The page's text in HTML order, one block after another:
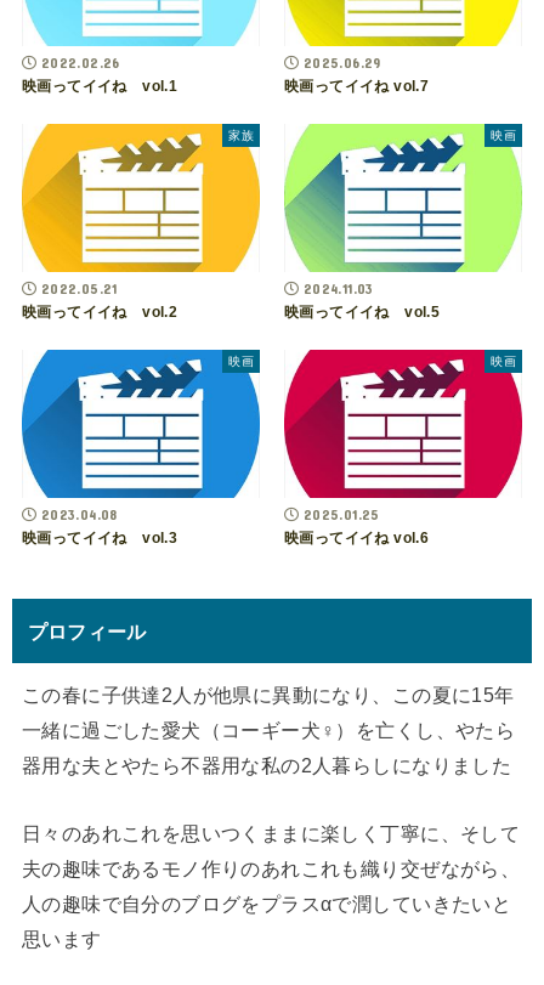
2022.02.26
映画ってイイね vol.1
2025.06.29
映画ってイイね vol.7
家族
2022.05.21
映画ってイイね vol.2
映画
2024.11.03
映画ってイイね vol.5
映画
2023.04.08
映画ってイイね vol.3
映画
2025.01.25
映画ってイイね vol.6
プロフィール
この春に子供達2人が他県に異動になり、この夏に15年
一緒に過ごした愛犬（コーギー犬♀）を亡くし、やたら
器用な夫とやたら不器用な私の2人暮らしになりました
日々のあれこれを思いつくままに楽しく丁寧に、そして
夫の趣味であるモノ作りのあれこれも織り交ぜながら、
人の趣味で自分のブログをプラスαで潤していきたいと
思います